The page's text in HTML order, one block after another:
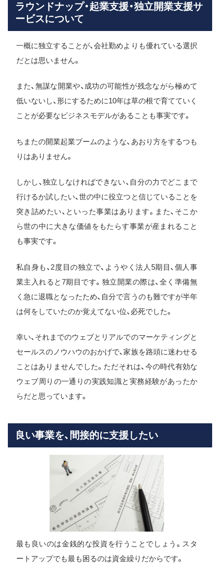
ラウンドナップ・起業支援・独立開業支援サ
ービスについて
一概に独立することが、会社勤めよりも優れている選択
だとは思いません。
また、無謀な開業や、成功の可能性が残念ながら極めて
低いないし、形にするために10年は草の根で育てていく
ことが必要なビジネスモデルがあることも事実です。
ちまたの開業起業ブームのような、あおり方をするつも
りはありません。
しかし、独立しなければできない、自分の力でどこまで
行けるか試したい、世の中に役立つと信じていることを
突き詰めたい、といった事業はあります。また、そこか
ら世の中に大きな価値をもたらす事業が産まれること
も事実です。
私自身も、2度目の独立で、ようやく法人5期目、個人事
業主入れると7期目です。独立開業の際は、全く準備無
く急に退職となったため、自分で言うのも難ですが半年
は何をしていたのか覚えてない位、必死でした。
幸い、それまでのウェブとリアルでのマーケティングと
セールスのノウハウのおかげで、家族を路頭に迷わせる
ことはありませんでした。ただそれは、今の時代有効な
ウェブ周りの一通りの実践知識と実務経験があったか
らだと思っています。
良い事業を、間接的に支援したい
最も良いのは金銭的な投資を行うことでしょう。スタ
ートアップでも最も困るのは資金繰りだからです。